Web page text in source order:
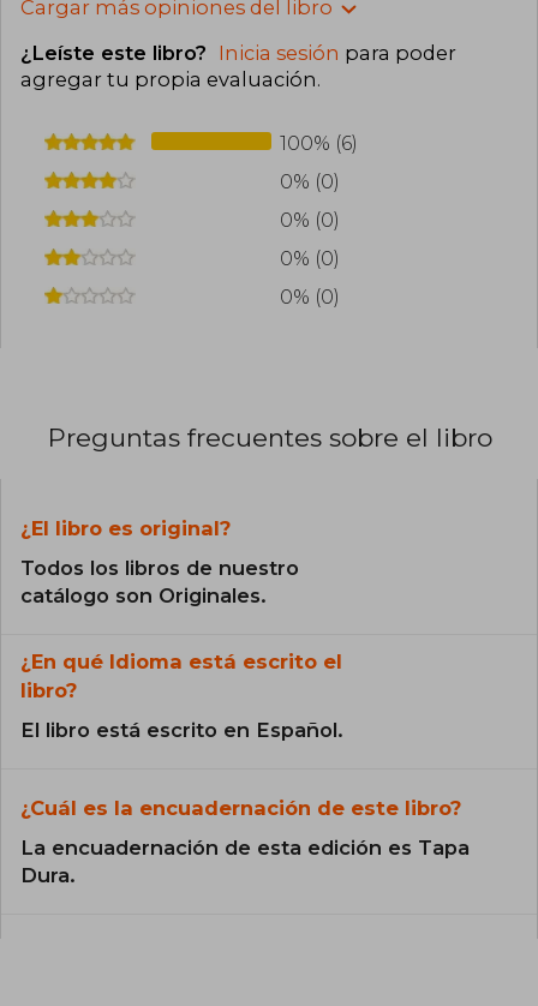
Cargar más opiniones del libro
¿Leíste este libro? Inicia sesión para poder
agregar tu propia evaluación.
100% (6)
0% (0)
0% (0)
0% (0)
0% (0)
Preguntas frecuentes sobre el libro
¿El libro es original?
Todos los libros de nuestro
catálogo son Originales.
¿En qué Idioma está escrito el
libro?
El libro está escrito en Español.
¿Cuál es la encuadernación de este libro?
La encuadernación de esta edición es Tapa
Dura.